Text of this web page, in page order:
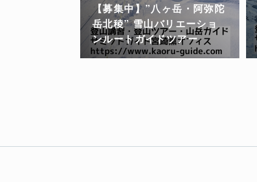
【募集中】”八ヶ岳・阿弥陀
岳北稜” 雪山バリエーショ
ンルートガイドツアー